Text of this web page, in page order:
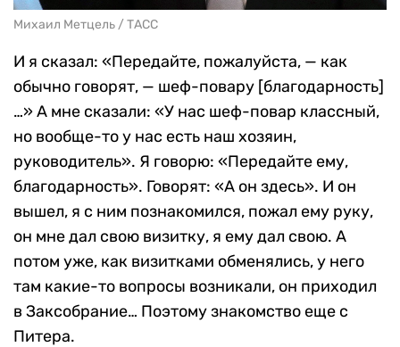
Михаил Метцель / ТАСС
И я сказал: «Передайте, пожалуйста, — как
обычно говорят, — шеф-повару [благодарность]
…» А мне сказали: «У нас шеф-повар классный,
но вообще-то у нас есть наш хозяин,
руководитель». Я говорю: «Передайте ему,
благодарность». Говорят: «А он здесь». И он
вышел, я с ним познакомился, пожал ему руку,
он мне дал свою визитку, я ему дал свою. А
потом уже, как визитками обменялись, у него
там какие-то вопросы возникали, он приходил
в Заксобрание… Поэтому знакомство еще с
Питера.